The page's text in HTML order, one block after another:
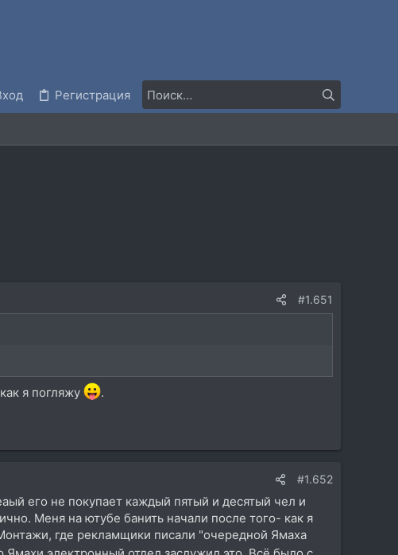
Регистрация
#1.651
я погляжу .
#1.652
его не покупает каждый пятый и десятый чел и
Меня на ютубе банить начали после того- как я
где рекламщики писали "очередной Ямаха